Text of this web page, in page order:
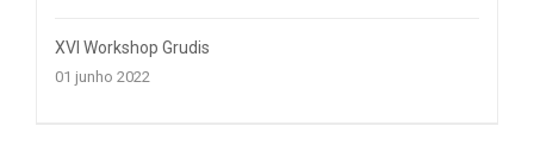
XVI Workshop Grudis
01 junho 2022